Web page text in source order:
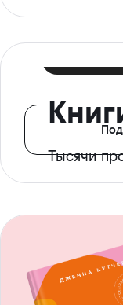
Тысячи
с